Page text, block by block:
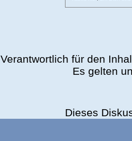
Verantwortlich für den
Es gelten
Dieses